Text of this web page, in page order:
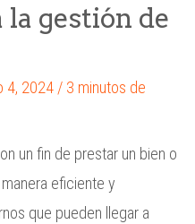
gestión de
4, 2024 / 3 minutos de
un fin de prestar un bien o
eficiente y
que pueden llegar a